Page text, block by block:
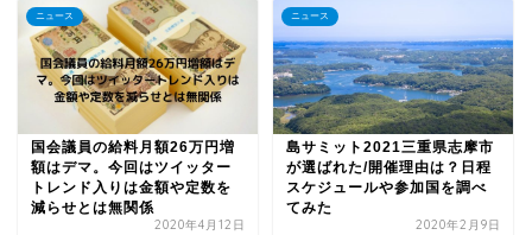
ニュース
国会議員の給料月額26万円増
額はデマ。今回はツイッター
トレンド入りは金額や定数を
減らせとは無関係
2020年4月12日
ニュース
島サミット2021三重県志摩市
が選ばれた/開催理由は？日程
スケジュールや参加国を調べ
てみた
2020年2月9日